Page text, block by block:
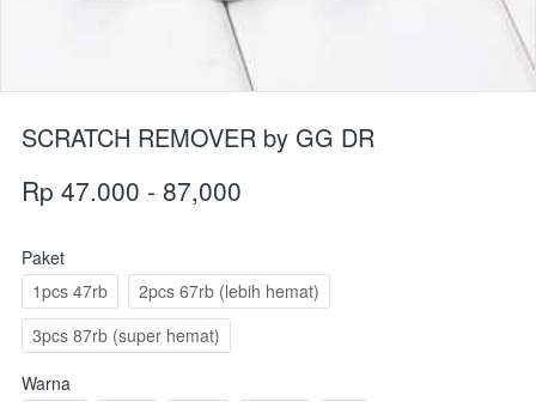
SCRATCH REMOVER by GG DR
Rp 47.000 - 87,000
Paket
1pcs 47rb
2pcs 67rb (lebih hemat)
3pcs 87rb (super hemat)
Warna